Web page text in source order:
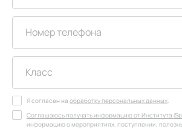
Я согласен на обработку персональных данных.
Соглашаюсь получать информацию от Института
информацию о мероприятиях, поступлении,